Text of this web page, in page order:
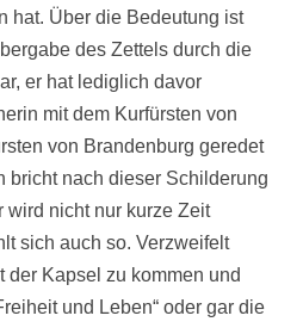
hat. Über die Bedeutung ist
des Zettels durch die
er hat lediglich davor
mit dem Kurfürsten von
von Brandenburg geredet
bricht nach dieser Schilderung
wird nicht nur kurze Zeit
sich auch so. Verzweifelt
der Kapsel zu kommen und
und Leben“ oder gar die